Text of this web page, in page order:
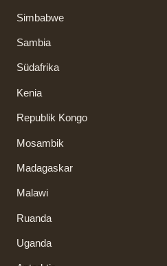
Simbabwe
Sambia
Südafrika
Kenia
Republik Kongo
Mosambik
Madagaskar
Malawi
Ruanda
Uganda